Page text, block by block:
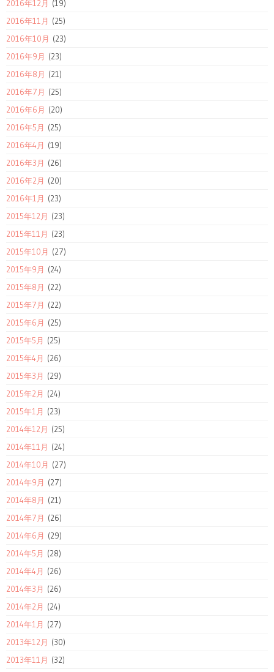
2016年12月
(19)
2016年11月 (25)
2016年10月 (23)
2016年9月 (23)
2016年8月 (21)
2016年7月 (25)
2016年6月 (20)
2016年5月 (25)
2016年4月 (19)
2016年3月 (26)
2016年2月 (20)
2016年1月 (23)
2015年12月 (23)
2015年11月 (23)
2015年10月 (27)
2015年9月 (24)
2015年8月 (22)
2015年7月 (22)
2015年6月 (25)
2015年5月 (25)
2015年4月 (26)
2015年3月 (29)
2015年2月 (24)
2015年1月 (23)
2014年12月 (25)
2014年11月 (24)
2014年10月 (27)
2014年9月 (27)
2014年8月 (21)
2014年7月 (26)
2014年6月 (29)
2014年5月 (28)
2014年4月 (26)
2014年3月 (26)
2014年2月 (24)
2014年1月 (27)
2013年12月 (30)
2013年11月 (32)